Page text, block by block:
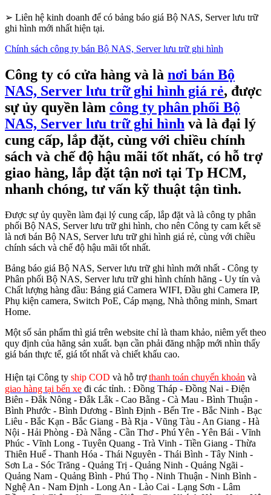
➢ Liên hệ kinh doanh để có bảng báo giá Bộ NAS, Server lưu trữ
ghi hình mới nhất hiện tại.
Chính sách công ty bán Bộ NAS, Server lưu trữ ghi hình
Công ty có cửa hàng và là nơi bán Bộ
NAS, Server lưu trữ ghi hình giá rẻ, được
sự ủy quyền làm công ty phân phối Bộ
NAS, Server lưu trữ ghi hình và là đại lý
cung cấp, lắp đặt, cùng với chiều chính
sách và chế độ hậu mãi tốt nhất, có hỗ trợ
giao hàng, lắp đặt tận nơi tại Tp HCM,
nhanh chóng, tư vấn kỹ thuật tận tình.
Được sự ủy quyền làm đại lý cung cấp, lắp đặt và là công ty phân
phối Bộ NAS, Server lưu trữ ghi hình, cho nên Công ty cam kết sẽ
là nơi bán Bộ NAS, Server lưu trữ ghi hình giá rẻ, cùng với chiều
chính sách và chế độ hậu mãi tốt nhất.
Bảng báo giá Bộ NAS, Server lưu trữ ghi hình mới nhất - Công ty
Phân phối Bộ NAS, Server lưu trữ ghi hình chính hãng - Uy tín và
Chất lượng hàng đầu: Bảng giá Camera WIFI, Đầu ghi Camera IP,
Phụ kiện camera, Switch PoE, Cáp mạng, Nhà thông minh, Smart
Home.
Một số sản phẩm thì giá trên website chỉ là tham khảo, niêm yết theo
quy định của hãng sản xuất. bạn cần phải đăng nhập mới nhìn thấy
giá bán thực tế, giá tốt nhất và chiết khấu cao.
Hiện tại Công ty ship COD và hỗ trợthanh toán chuyển khoản và
giao hàng tại bến xe đi các tỉnh. : Đồng Tháp - Đồng Nai - Điện
Biên - Đắk Nông - Đắk Lắk - Cao Bằng - Cà Mau - Bình Thuận -
Bình Phước - Bình Dương - Bình Định - Bến Tre - Bắc Ninh - Bạc
Liêu - Bắc Kạn - Bắc Giang - Bà Rịa - Vũng Tàu - An Giang - Hà
Nội - Hải Phòng - Đà Nẵng - Cần Thơ - Phú Yên - Yên Bái - Vĩnh
Phúc - Vĩnh Long - Tuyên Quang - Trà Vinh - Tiền Giang - Thừa
Thiên Huế - Thanh Hóa - Thái Nguyên - Thái Bình - Tây Ninh -
Sơn La - Sóc Trăng - Quảng Trị - Quảng Ninh - Quảng Ngãi -
Quảng Nam - Quảng Bình - Phú Thọ - Ninh Thuận - Ninh Bình -
Nghệ An - Nam Định - Long An - Lào Cai - Lạng Sơn - Lâm